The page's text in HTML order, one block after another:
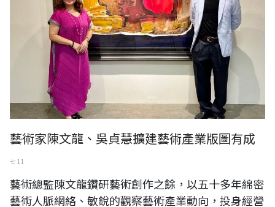
藝術家陳文龍、吳貞慧擴建藝術產業版圖有成
七 11
藝術總監陳文龍鑽研藝術創作之餘，以五十多年綿密
藝術人脈網絡、敏銳的觀察藝術產業動向，投身經營